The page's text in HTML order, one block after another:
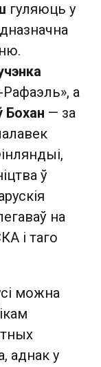
гуляюць у
Рафаэль», а
Бохан — за
ў
на
і таго
можна
аднак у